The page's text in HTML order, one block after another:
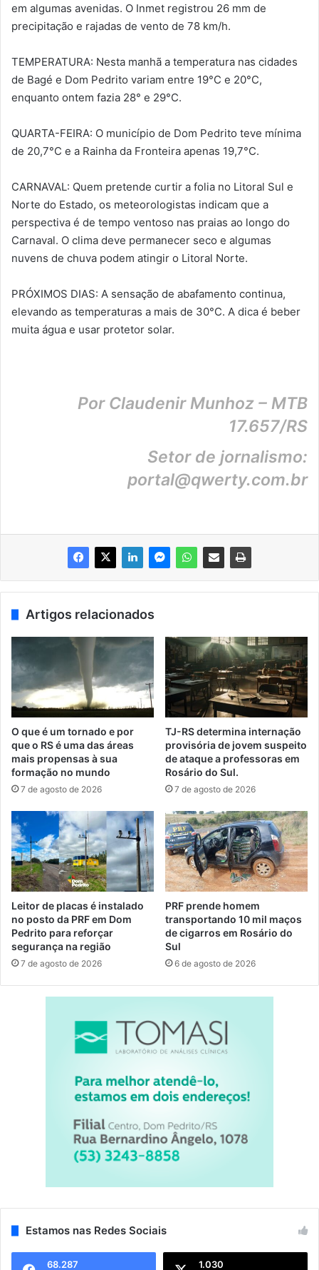
em algumas avenidas. O Inmet registrou 26 mm de
precipitação e rajadas de vento de 78 km/h.
TEMPERATURA: Nesta manhã a temperatura nas cidades
de Bagé e Dom Pedrito variam entre 19°C e 20°C,
enquanto ontem fazia 28° e 29°C.
QUARTA-FEIRA: O município de Dom Pedrito teve mínima
de 20,7°C e a Rainha da Fronteira apenas 19,7°C.
CARNAVAL: Quem pretende curtir a folia no Litoral Sul e
Norte do Estado, os meteorologistas indicam que a
perspectiva é de tempo ventoso nas praias ao longo do
Carnaval. O clima deve permanecer seco e algumas
nuvens de chuva podem atingir o Litoral Norte.
PRÓXIMOS DIAS: A sensação de abafamento continua,
elevando as temperaturas a mais de 30°C. A dica é beber
muita água e usar protetor solar.
Por Claudenir Munhoz – MTB
17.657/RS
Setor de jornalismo:
portal@qwerty.com.br
Artigos relacionados
O que é um tornado e por
que o RS é uma das áreas
mais propensas à sua
formação no mundo
7 de agosto de 2026
TJ-RS determina internação
provisória de jovem suspeito
de ataque a professoras em
Rosário do Sul.
7 de agosto de 2026
Leitor de placas é instalado
no posto da PRF em Dom
Pedrito para reforçar
segurança na região
7 de agosto de 2026
PRF prende homem
transportando 10 mil maços
de cigarros em Rosário do
Sul
6 de agosto de 2026
Estamos nas Redes Sociais
68.287 1.030